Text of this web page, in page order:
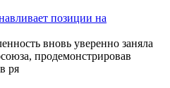
позиции на
вновь уверенно заняла
продемонстрировав
ря